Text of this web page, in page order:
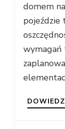
domem
pojeździe
wymagań